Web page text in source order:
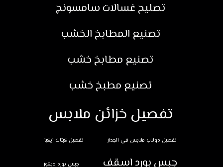
تصليح غسالات سامسونج
تصنيع المطابخ الخشب
تصنيع مطابخ خشب
تصنيع مطبخ خشب
تفصيل خزائن ملابس
تفصيل دولاب ملابس في الجدار تفصيل كبتات ايكيا
جبس بورد اسقف جبس بورد ديكور